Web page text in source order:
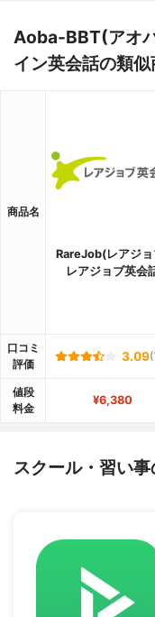
Aoba-BBT(アオ
イン英会話の類
商品名
RareJob(レアジョ
レアジョブ英会
口コミ
評価
3.09
値段
料金
¥6,380
スクール・習い